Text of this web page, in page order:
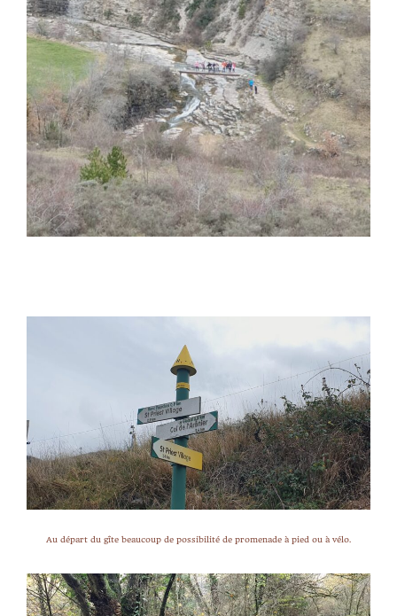
Au départ du gîte beaucoup de possibilité de promenade à pied ou à vélo.